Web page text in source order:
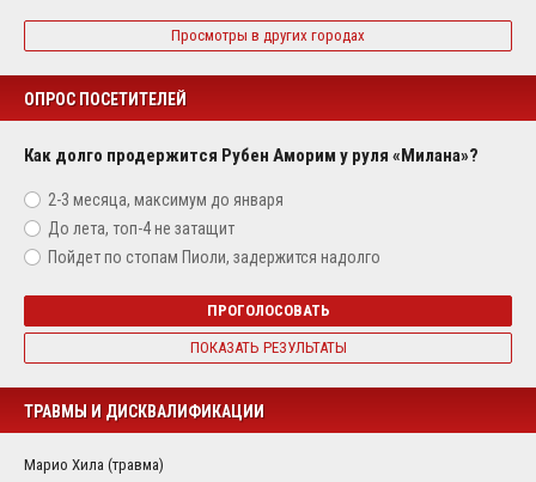
Просмотры в других городах
ОПРОС ПОСЕТИТЕЛЕЙ
Как долго продержится Рубен Аморим у руля «Милана»?
2-3 месяца, максимум до января
До лета, топ-4 не затащит
Пойдет по стопам Пиоли, задержится надолго
ПРОГОЛОСОВАТЬ
ПОКАЗАТЬ РЕЗУЛЬТАТЫ
ТРАВМЫ И ДИСКВАЛИФИКАЦИИ
Марио Хила (травма)